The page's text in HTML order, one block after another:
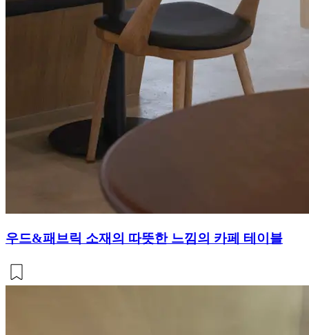
우드&패브릭 소재의 따뜻한 느낌의 카페 테이블